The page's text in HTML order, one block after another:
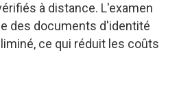
à distance. L'examen
des documents d'identité
ce qui réduit les coûts